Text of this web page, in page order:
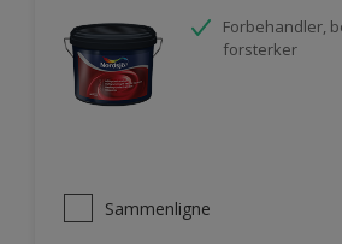
Forbehandler,
forsterker
Sammenligne